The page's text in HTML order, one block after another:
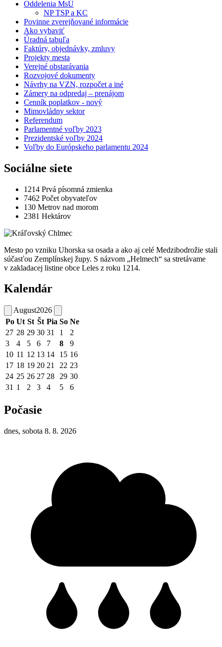
Oddelenia MsÚ
NP TSP a KC
Povinne zverejňované informácie
Ako vybaviť
Úradná tabuľa
Faktúry, objednávky, zmluvy
Projekty mesta
Verejné obstarávania
Rozvojové dokumenty
Návrhy na VZN, rozpočet a iné
Zámery na odpredaj – prenájom
Cenník poplatkov - nový
Mimovládny sektor
Referendum
Parlamentné voľby 2023
Prezidentské voľby 2024
Voľby do Európskeho parlamentu 2024
Sociálne siete
1214 Prvá písomná zmienka
7462 Počet obyvateľov
130 Metrov nad morom
2381 Hektárov
Mesto po vzniku Uhorska sa osada a ako aj celé Medzibodrožie stali
súčasťou Zemplínskej župy. S názvom „Helmech“ sa stretávame
v zakladacej listine obce Leles z roku 1214.
Kalendár
August2026
Po Ut St Št Pia So Ne
27 28 29 30 31 1
2
3
4 5 6 7 8
9
10 11 12 13 14 15 16
17 18 19 20 21 22 23
24 25 26 27 28 29 30
31 1 2 3 4 5 6
Počasie
dnes, sobota 8. 8. 2026